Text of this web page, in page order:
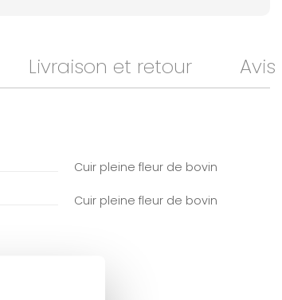
Livraison et retour Avis
Cuir pleine fleur de bovin
Cuir pleine fleur de bovin